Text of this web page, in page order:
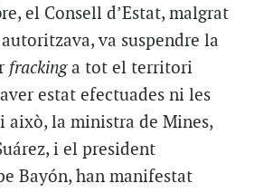
el Consell d’Estat, malgrat
va suspendre la
frackinga tot el territori
estat efectuades ni les
això, la ministra de Mines,
i el president
Bayón, han manifestat